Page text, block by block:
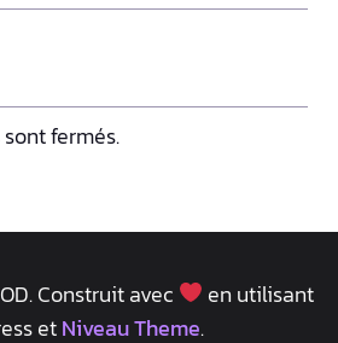
fermés.
Construit avec
en utilisant
etNiveau Theme.